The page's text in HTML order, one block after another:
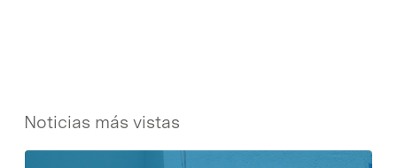
Noticias más vistas